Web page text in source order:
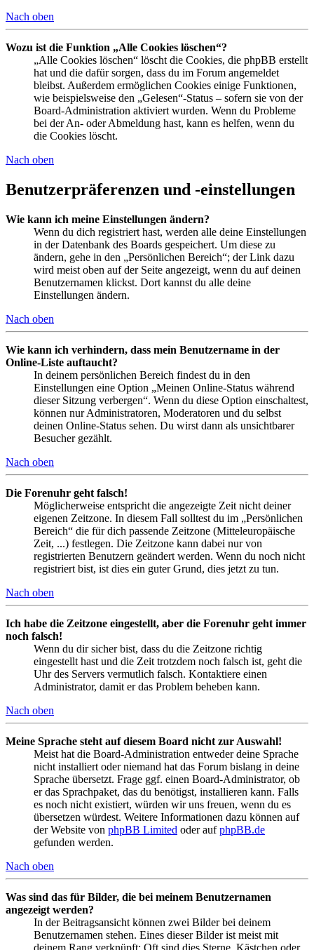
Nach oben
Wozu ist die Funktion „Alle Cookies löschen“?
„Alle Cookies löschen“ löscht die Cookies, die phpBB erstellt
hat und die dafür sorgen, dass du im Forum angemeldet
bleibst. Außerdem ermöglichen Cookies einige Funktionen,
wie beispielsweise den „Gelesen“-Status – sofern sie von der
Board-Administration aktiviert wurden. Wenn du Probleme
bei der An- oder Abmeldung hast, kann es helfen, wenn du
die Cookies löscht.
Nach oben
Benutzerpräferenzen und -einstellungen
Wie kann ich meine Einstellungen ändern?
Wenn du dich registriert hast, werden alle deine Einstellungen
in der Datenbank des Boards gespeichert. Um diese zu
ändern, gehe in den „Persönlichen Bereich“; der Link dazu
wird meist oben auf der Seite angezeigt, wenn du auf deinen
Benutzernamen klickst. Dort kannst du alle deine
Einstellungen ändern.
Nach oben
Wie kann ich verhindern, dass mein Benutzername in der
Online-Liste auftaucht?
In deinem persönlichen Bereich findest du in den
Einstellungen eine Option „Meinen Online-Status während
dieser Sitzung verbergen“. Wenn du diese Option einschaltest,
können nur Administratoren, Moderatoren und du selbst
deinen Online-Status sehen. Du wirst dann als unsichtbarer
Besucher gezählt.
Nach oben
Die Forenuhr geht falsch!
Möglicherweise entspricht die angezeigte Zeit nicht deiner
eigenen Zeitzone. In diesem Fall solltest du im „Persönlichen
Bereich“ die für dich passende Zeitzone (Mitteleuropäische
Zeit, ...) festlegen. Die Zeitzone kann dabei nur von
registrierten Benutzern geändert werden. Wenn du noch nicht
registriert bist, ist dies ein guter Grund, dies jetzt zu tun.
Nach oben
Ich habe die Zeitzone eingestellt, aber die Forenuhr geht immer
noch falsch!
Wenn du dir sicher bist, dass du die Zeitzone richtig
eingestellt hast und die Zeit trotzdem noch falsch ist, geht die
Uhr des Servers vermutlich falsch. Kontaktiere einen
Administrator, damit er das Problem beheben kann.
Nach oben
Meine Sprache steht auf diesem Board nicht zur Auswahl!
Meist hat die Board-Administration entweder deine Sprache
nicht installiert oder niemand hat das Forum bislang in deine
Sprache übersetzt. Frage ggf. einen Board-Administrator, ob
er das Sprachpaket, das du benötigst, installieren kann. Falls
es noch nicht existiert, würden wir uns freuen, wenn du es
übersetzen würdest. Weitere Informationen dazu können auf
der Website von phpBB Limited oder aufphpBB.de
gefunden werden.
Nach oben
Was sind das für Bilder, die bei meinem Benutzernamen
angezeigt werden?
In der Beitragsansicht können zwei Bilder bei deinem
Benutzernamen stehen. Eines dieser Bilder ist meist mit
deinem Rang verknüpft: Oft sind dies Sterne, Kästchen oder